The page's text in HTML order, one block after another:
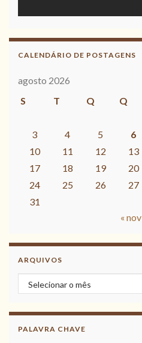
CALENDÁRIO DE POSTAGENS
agosto 2026
S
T Q Q
3
4 5 6
10
11 12 13
17
18 19 20
24
25 26 27
31
« nov
ARQUIVOS
Arquivos
PALAVRA CHAVE